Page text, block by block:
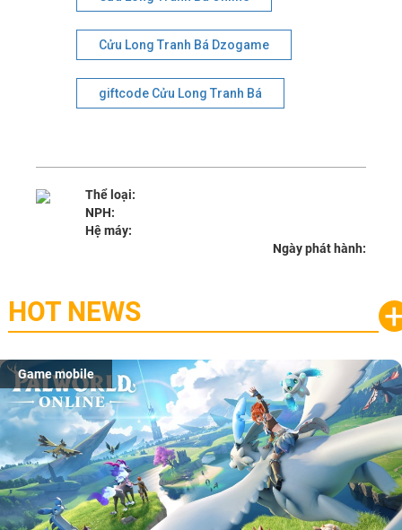
Cửu Long Tranh Bá Dzogame
giftcode Cửu Long Tranh Bá
Thể loại:
NPH:
Hệ máy:
Ngày phát hành:
HOT NEWS
Game mobile